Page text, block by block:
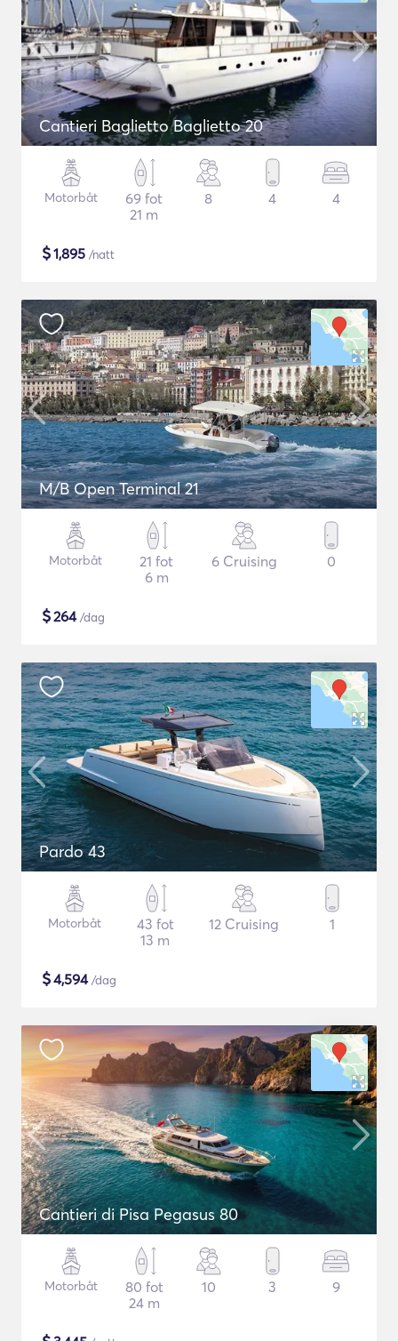
Cantieri Baglietto Baglietto 20
Motorbåt
69 fot
21 m
8 4 4
$1,895 /natt
M/B Open Terminal 21
Motorbåt
21 fot
6 m
6 Cruising 0
$264/dag
Pardo 43
Motorbåt
43 fot
13 m
12 Cruising 1
$4,594/dag
Cantieri di Pisa Pegasus 80
Motorbåt
80 fot
24 m
10 3 9